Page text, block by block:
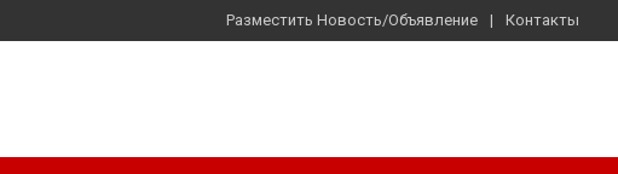
Разместить Новость/Объявление Контакты